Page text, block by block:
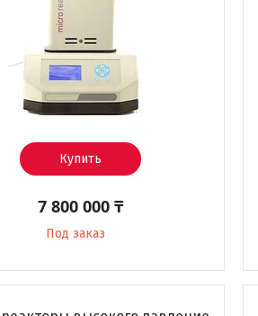
Купить
7 800 000 ₸
Под заказ